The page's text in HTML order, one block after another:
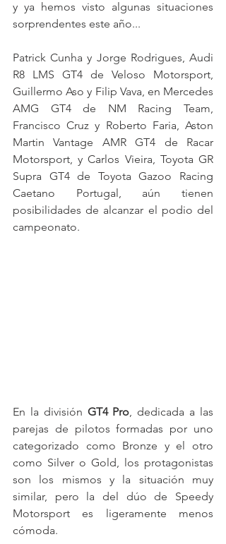
y ya hemos visto algunas situaciones
sorprendentes este año...
Patrick Cunha y Jorge Rodrigues, Audi
R8 LMS GT4 de Veloso Motorsport,
Guillermo Aso y Filip Vava, en Mercedes
AMG GT4 de NM Racing Team,
Francisco Cruz y Roberto Faria, Aston
Martin Vantage AMR GT4 de Racar
Motorsport, y Carlos Vieira, Toyota GR
Supra GT4 de Toyota Gazoo Racing
Caetano Portugal, aún tienen
posibilidades de alcanzar el podio del
campeonato.
En la división GT4 Pro , dedicada a las
parejas de pilotos formadas por uno
categorizado como Bronze y el otro
como Silver o Gold, los protagonistas
son los mismos y la situación muy
similar, pero la del dúo de Speedy
Motorsport es ligeramente menos
cómoda.